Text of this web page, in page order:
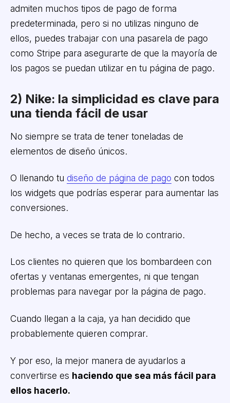
admiten muchos tipos de pago de forma
predeterminada, pero si no utilizas ninguno de
ellos, puedes trabajar con una pasarela de pago
como Stripe para asegurarte de que la mayoría de
los pagos se puedan utilizar en tu página de pago.
2) Nike: la simplicidad es clave para
una tienda fácil de usar
No siempre se trata de tener toneladas de
elementos de diseño únicos.
O llenando tu diseño de página de pago con todos
los widgets que podrías esperar para aumentar las
conversiones.
De hecho, a veces se trata de lo contrario.
Los clientes no quieren que los bombardeen con
ofertas y ventanas emergentes, ni que tengan
problemas para navegar por la página de pago.
Cuando llegan a la caja, ya han decidido que
probablemente quieren comprar.
Y por eso, la mejor manera de ayudarlos a
convertirse es haciendo que sea más fácil para
ellos hacerlo.